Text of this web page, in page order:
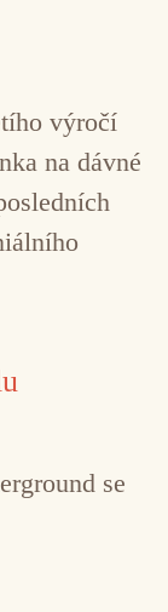
výročí
na dávné
se